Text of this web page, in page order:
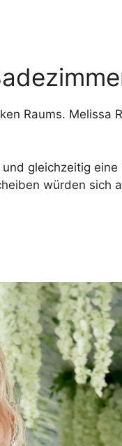
Raums. Melissa
gleichzeitig
würden sich